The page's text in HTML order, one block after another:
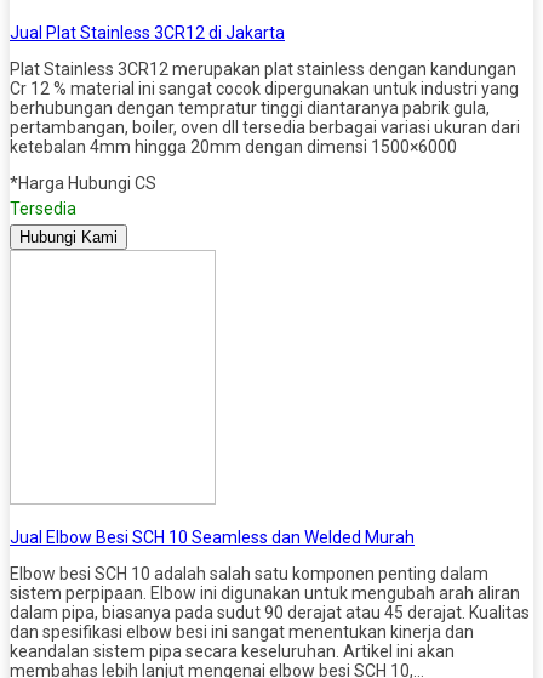
Jual Plat Stainless 3CR12 di Jakarta
Plat Stainless 3CR12 merupakan plat stainless dengan kandungan
Cr 12 % material ini sangat cocok dipergunakan untuk industri yang
berhubungan dengan tempratur tinggi diantaranya pabrik gula,
pertambangan, boiler, oven dll tersedia berbagai variasi ukuran dari
ketebalan 4mm hingga 20mm dengan dimensi 1500×6000
*Harga Hubungi CS
Tersedia
Hubungi Kami
Jual Elbow Besi SCH 10 Seamless dan Welded Murah
Elbow besi SCH 10 adalah salah satu komponen penting dalam
sistem perpipaan. Elbow ini digunakan untuk mengubah arah aliran
dalam pipa, biasanya pada sudut 90 derajat atau 45 derajat. Kualitas
dan spesifikasi elbow besi ini sangat menentukan kinerja dan
keandalan sistem pipa secara keseluruhan. Artikel ini akan
membahas lebih lanjut mengenai elbow besi SCH 10,…